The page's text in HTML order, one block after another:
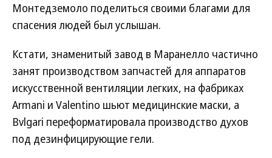
Монтедземоло поделиться своими благами для
спасения людей был услышан.
Кстати, знаменитый завод в Маранелло частично
занят производством запчастей для аппаратов
искусственной вентиляции легких, на фабриках
Armani и Valentino шьют медицинские маски, а
Bvlgari переформатировала производство духов
под дезинфицирующие гели.